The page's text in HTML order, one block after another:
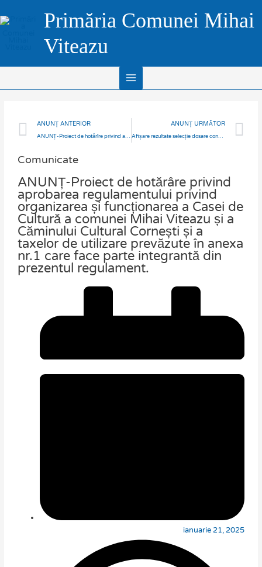
to
Primăria Comunei Mihai
Viteazu
Menu
Prev
ANUNȚ ANTERIOR
ANUNȚ-Proiect de hotărîre privind aprobarea regulamentului de organizarea și funcționarea a Sălii de sport din comuna Mihai Viteazu și a taxelor de utilizare prevăzute în prezentul regulament.
ANUNȚ URMĂTOR
Afișare rezultate selecție dosare concurs 24.02.2025
Comunicate
ANUNȚ-Proiect de hotărâre privind
aprobarea regulamentului privind
organizarea și funcționarea a Casei de
Cultură a comunei Mihai Viteazu și a
Căminului Cultural Cornești și a
taxelor de utilizare prevăzute în anexa
nr.1 care face parte integrantă din
prezentul regulament.
ianuarie 21, 2025